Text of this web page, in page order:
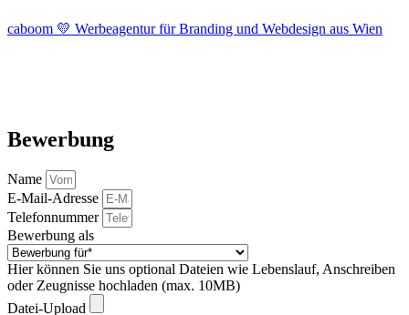
caboom 💛 Werbeagentur für Branding und Webdesign aus Wien
Bewerbung
Name
E-Mail-Adresse
Telefonnummer
Bewerbung als
Hier können Sie uns optional Dateien wie Lebenslauf, Anschreiben
oder Zeugnisse hochladen (max. 10MB)
Datei-Upload